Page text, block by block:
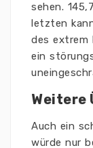
sehen.
letzten
des extrem
ein
Weitere
Auch ein
würde nur